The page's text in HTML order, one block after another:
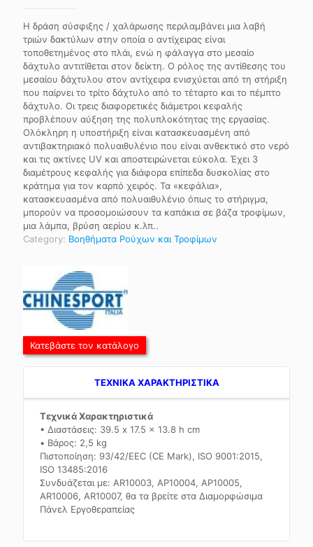
Η δράση σύσφιξης / χαλάρωσης περιλαμβάνει μια λαβή
τριών δακτύλων στην οποία ο αντίχειρας είναι
τοποθετημένος στο πλάι, ενώ η φάλαγγα στο μεσαίο
δάχτυλο αντιτίθεται στον δείκτη. Ο ρόλος της αντίθεσης του
μεσαίου δάχτυλου στον αντίχειρα ενισχύεται από τη στήριξη
που παίρνει το τρίτο δάχτυλο από το τέταρτο και το πέμπτο
δάχτυλο. Οι τρεις διαφορετικές διάμετροι κεφαλής
προβλέπουν αύξηση της πολυπλοκότητας της εργασίας.
Ολόκληρη η υποστήριξη είναι κατασκευασμένη από
αντιβακτηριακό πολυαιθυλένιο που είναι ανθεκτικό στο νερό
και τις ακτίνες UV και αποστειρώνεται εύκολα. Έχει 3
διαμέτρους κεφαλής για διάφορα επίπεδα δυσκολίας στο
κράτημα για τον καρπό χειρός. Τα «κεφάλια»,
κατασκευασμένα από πολυαιθυλένιο όπως το στήριγμα,
μπορούν να προσομοιώσουν τα καπάκια σε βάζα τροφίμων,
μια λάμπα, βρύση αερίου κ.λπ..
Category: Βοηθήματα Ρούχων και Τροφίμων
Κατεβάστε τον κατάλογο
TEXNIKA ΧΑΡΑΚΤΗΡΙΣΤΙΚΑ
Τεχνικά Χαρακτηριστικά
• Διαστάσεις: 39.5 x 17.5 x 13.8 h cm
• Βάρος: 2,5 kg
Πιστοποίηση: 93/42/EEC (CE Mark), ISO 9001:2015,
ISO 13485:2016
Συνδυάζεται με: AR10003, ΑΡ10004, ΑΡ10005,
AR10006, AR10007, θα τα βρείτε στα Διαμορφώσιμα
Πάνελ Εργοθεραπείας